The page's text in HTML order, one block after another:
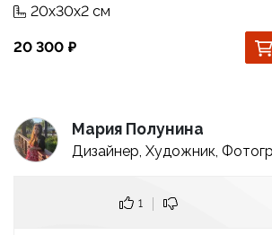
20x30x2 см
20 300
Мария Полунина
Дизайнер, Художник,
1